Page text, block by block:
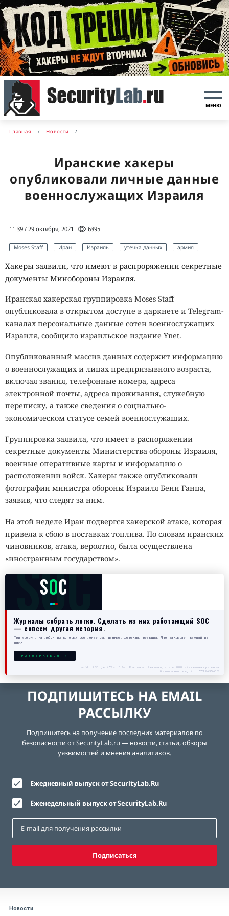
МЕНЮ
Главная Новости
Иранские хакеры
опубликовали личные данные
военнослужащих Израиля
11:39 / 29 октября, 2021 6395
Moses Staff Иран Израиль утечка данных армия
Хакеры заявили, что имеют в распроряжении секретные
документы Минобороны Израиля.
Иранская хакерская группировка Moses Staff
опубликовала в открытом доступе в даркнете и Telegram-
каналах персональные данные сотен военнослужащих
Израиля, сообщило израильское издание Ynet.
Опубликованный массив данных содержит информацию
о военнослужащих и лицах предпризывного возраста,
включая звания, телефонные номера, адреса
электронной почты, адреса проживания, служебную
переписку, а также сведения о социально-
экономическом статусе семей военнослужащих.
Группировка заявила, что имеет в распоряжении
секретные документы Министерства обороны Израиля,
военные оперативные карты и информацию о
расположении войск. Хакеры также опубликовали
фотографии министра обороны Израиля Бени Ганца,
заявив, что следят за ним.
На этой неделе Иран подвергся хакерской атаке, которая
привела к сбою в поставках топлива. По словам иранских
чиновников, атака, вероятно, была осуществлена
«иностранным государством».
SOC
SOC
Журналы собрать легко. Сделать из них работающий SOC
— совсем другая история.
Три уровня, на любом из которых всё ломается: данные, детекты, реакция. Что закрывает каждый из
них?
РАЗОБРАТЬСЯ →
erid: 2SDnjecN7Gw. 18+. Реклама. Рекламодатель ООО «Интеллектуальная
безопасность», ИНН 7719435412
ПОДПИШИТЕСЬ НА EMAIL
РАССЫЛКУ
Подпишитесь на получение последних материалов по
безопасности от SecurityLab.ru — новости, статьи, обзоры
уязвимостей и мнения аналитиков.
Ежедневный выпуск от SecurityLab.Ru
Еженедельный выпуск от SecurityLab.Ru
Подписаться
Новости